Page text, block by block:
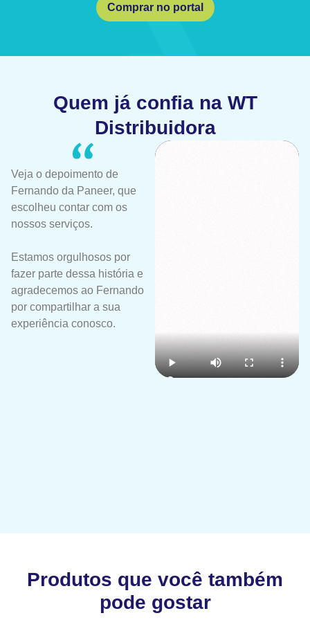
Comprar no portal
Quem já confia na WT
Distribuidora
Veja o depoimento de
Fernando da Paneer, que
escolheu contar com os
nossos serviços.
Estamos orgulhosos por
fazer parte dessa história e
agradecemos ao Fernando
por compartilhar a sua
experiência conosco.
Produtos que você também
pode gostar